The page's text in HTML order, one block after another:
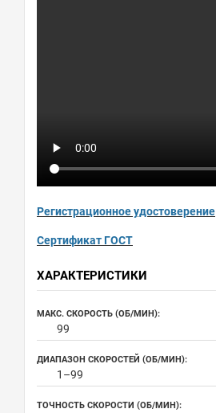
Регистрационное удостоверение
Сертификат ГОСТ
ХАРАКТЕРИСТИКИ
МАКС. СКОРОСТЬ (ОБ/МИН):
99
ДИАПАЗОН СКОРОСТЕЙ (ОБ/МИН):
1–99
ТОЧНОСТЬ СКОРОСТИ (ОБ/МИН):